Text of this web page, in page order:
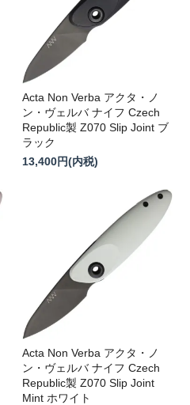
Acta Non Verba アクタ・ノ
ン・ヴェルバ ナイフ Czech
Republic製 Z070 Slip Joint ブ
ラック
13,400円(内税)
Acta Non Verba アクタ・ノ
ン・ヴェルバ ナイフ Czech
Republic製 Z070 Slip Joint
Mint ホワイト